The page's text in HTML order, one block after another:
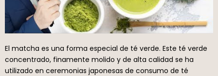
El matcha es una forma especial de té verde. Este té verde
concentrado, finamente molido y de alta calidad se ha
utilizado en ceremonias japonesas de consumo de té